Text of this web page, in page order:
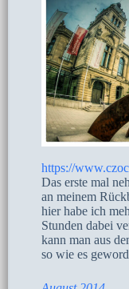
https://
Das erste mal
an meinem
hier habe ich
Stunden dabei
kann man aus
so wie es